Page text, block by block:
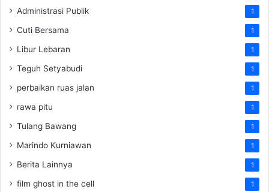
Administrasi Publik 1
Cuti Bersama 1
Libur Lebaran 1
Teguh Setyabudi 1
perbaikan ruas jalan 1
rawa pitu 1
Tulang Bawang 1
Marindo Kurniawan 1
Berita Lainnya 1
film ghost in the cell 1